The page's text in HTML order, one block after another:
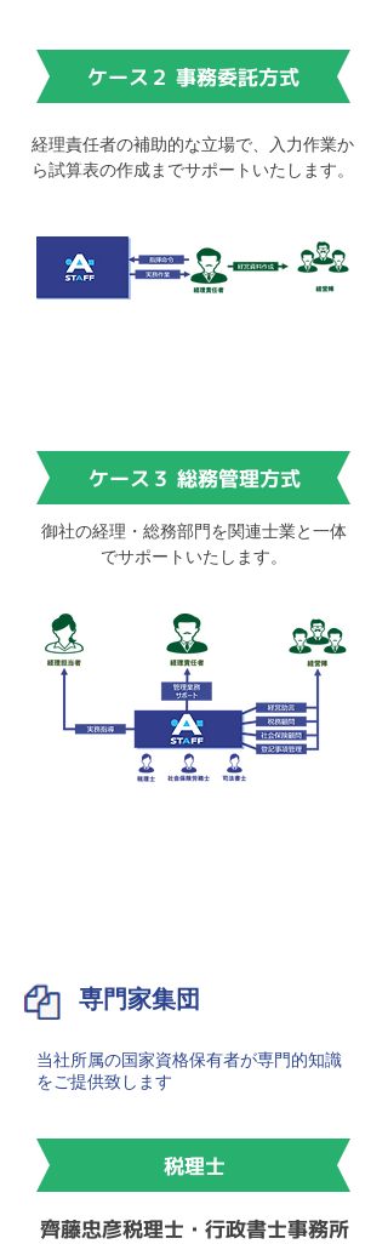
ケース２ 事務委託方式
経理責任者の補助的な立場で、入力作業か
ら試算表の作成までサポートいたします。
ケース３ 総務管理方式
御社の経理・総務部門を関連士業と一体
でサポートいたします。
専門家集団
当社所属の国家資格保有者が専門的知識
をご提供致します
税理士
齊藤忠彦税理士・行政書士事務所